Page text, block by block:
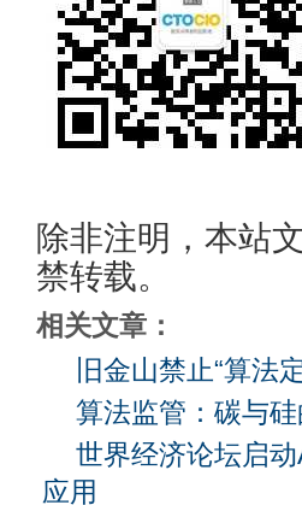
除非注明，本站
禁转载。
相关文章：
旧金山禁止“算法
算法监管：碳与
世界经济论坛启
应用